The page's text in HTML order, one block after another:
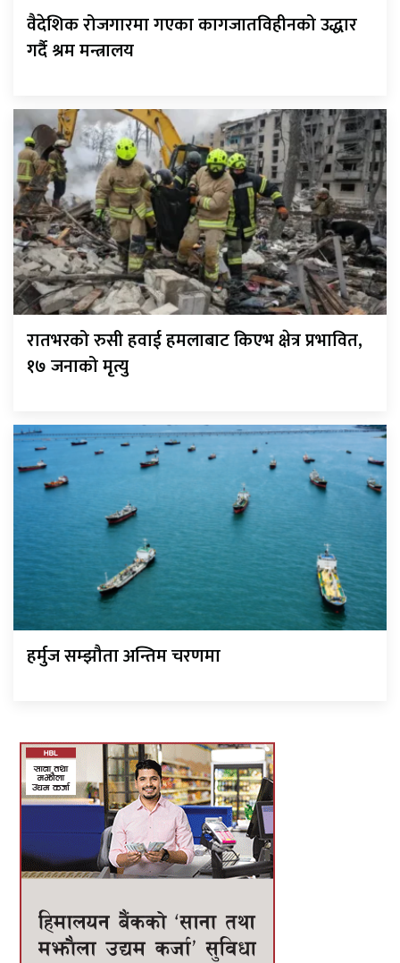
वैदेशिक रोजगारमा गएका कागजातविहीनको उद्धार
गर्दै श्रम मन्त्रालय
रातभरको रुसी हवाई हमलाबाट किएभ क्षेत्र प्रभावित,
१७ जनाको मृत्यु
हर्मुज सम्झौता अन्तिम चरणमा